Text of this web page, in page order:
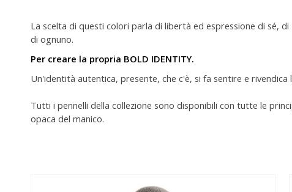
La scelta di questi colori parla di libertà ed espressione di sé,
di ognuno.
Per creare la propria BOLD IDENTITY.
Un'identità autentica, presente, che c'è, si fa sentire e rivendica
Tutti i pennelli della collezione sono disponibili con tutte le
opaca del manico.